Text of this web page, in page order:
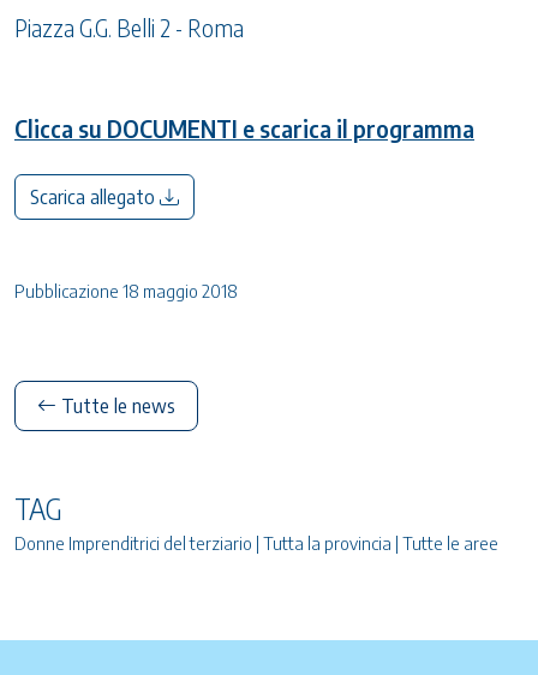
Piazza G.G. Belli 2 - Roma
Clicca su DOCUMENTI e scarica il programma
Scarica allegato
Pubblicazione 18 maggio 2018
Tutte le news
TAG
Donne Imprenditrici del terziario | Tutta la provincia | Tutte le aree